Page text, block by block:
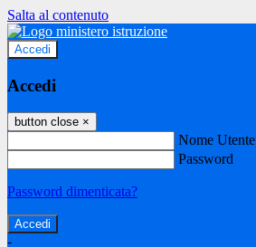
Salta al contenuto
Accedi
Accedi
button close ×
Nome Utente
Password
Password dimenticata?
-